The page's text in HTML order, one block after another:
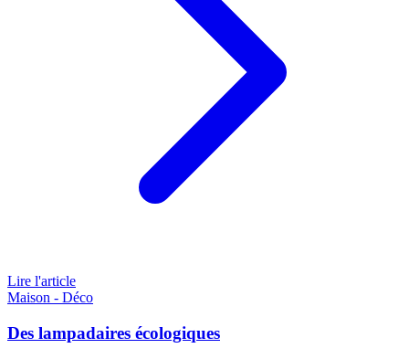
Lire l'article
Maison - Déco
Des lampadaires écologiques